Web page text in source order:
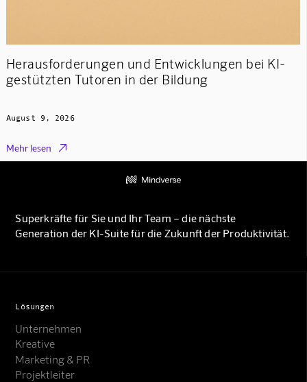
Herausforderungen und Entwicklungen bei KI-
gestützten Tutoren in der Bildung
August 9, 2026
Mehr lesen 
Superkräfte für Sie und Ihr Team – die nächste
Generation der KI-Suite für die Zukunft der Produktivität.
Lösungen
Unternehmen
Kreative
Marketing & PR
Projektleiter